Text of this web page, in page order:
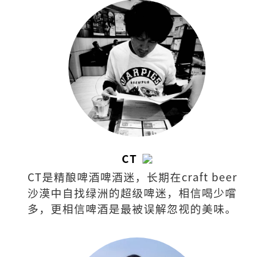
CT
CT是精酿啤酒啤酒迷，长期在craft beer
沙漠中自找绿洲的超级啤迷，相信喝少嚐
多，更相信啤酒是最被误解忽视的美味。